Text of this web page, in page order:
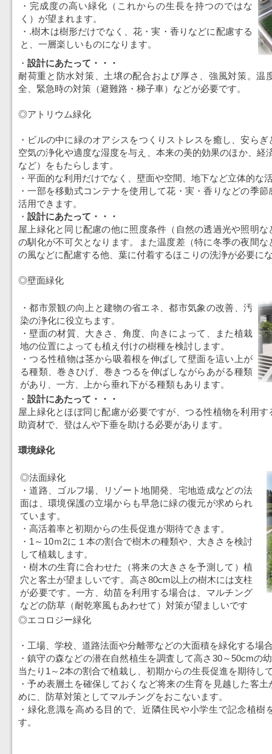
・完成度の高い緑化（これからの生長を持つのではな
く）が望まれます。
・.樹木は樹形だけでなく、花・実・香りなどに配慮する
と、一層楽しいものになります。
・ 設計にあたって・・・
耐荷重と防水対策、土壌の配合および厚さ、強風対策。温
全、緊急時の対策（避難路・梯子車）などが必要です。
◎アトリウム緑化
・ビルの中に緑のオアシスをつくりストレスを癒し、安ら
空気の浄化や適度な湿度を与え、本来の美的効果のほか、経
など）をもたらします。
・平面的な利用だけでなく、壁面や空間、地下など立体的な
・一部を移動式コンテナを使用して花・実・香りなどの季
活用できます。
・ 設計にあたって・・・
屋上緑化と同じ配慮の他に照度条件（自然の透過光や照明
の馴化が不可欠となります。また温度差（特に冬季の夜間
の風などに配慮する他、葉に付着するほこりの洗浄が必要に
◎壁面緑化
・都市景観の向上と建物の省エネ、都市気象の改善、汚
染の浄化に役立ちます。
・壁面の材質、大きさ、角度、向きによって、また植栽
地の位置によっても植え付けの樹種を検討します。
・つる性植物は茎から吸着根を伸ばして壁面を這い上が
る種類、巻きひげ、巻きつるを伸ばしながらあがる種類
があり、一方、上から垂れ下がる種類もあります。
・ 設計にあたって・・・
屋上緑化とほぼ同じ配慮が必要ですが、つる性植物を利用
助資材で、登はんや下垂を助ける必要があります。
環境緑化
◎法面緑化
・道路、ゴルフ場、リゾート地開発、宅地造成などの法
面は、環境保護の立場からも早急に緑の復元が求められ
ています。
・高活着率と初期からの生長促進が期待できます。
・1～10ｍ2に１本の割合で樹木の種類や、大きさを検討
して植栽します。
・樹木の生育に合わせた（将来の大きさを予測して）植
穴と客土が望ましいです。高さ80cm以上の樹木には支柱
が必要です。一方、幼苗を利用する場合は、マルチング
などの防草（耐乾寒風もあわせて）対策が望ましいです
◎エコロジー緑化
・工場、学校、道路法面や分離帯などの大面積を緑化する場
・鎮守の森などの潜在自然植生を調査して高さ30～50cmの
当たり1～2本の割合で植栽し、初期からの生長促進を期待し
・予め表層土を確保しておくなど将来の生育を見越した客
めに、防草対策としてマルチングをおこないます。
・緑化意識を高める目的で、近隣住民や小学生で記念植樹
す。